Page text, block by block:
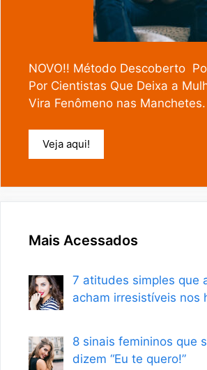
NOVO!! Método Descoberto
Por Cientistas Que Deixa a
Vira Fenômeno nas Manchetes.
Veja aqui!
Mais Acessados
7 atitudes simples que
acham irresistíveis nos
8 sinais femininos que
dizem “Eu te quero!”